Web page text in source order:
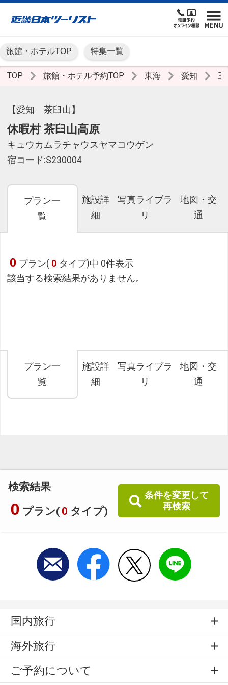
旅館・ホテルTOP 特集一覧
TOP 旅館・ホテル予約TOP 東海 愛知 三
【愛知 茶臼山】
休暇村 茶臼山高原
キュウカムラチャウスヤマコウゲン
宿コード:S230004
プラン一
覧
施設詳
細
写真ライブラ
リ
地図・交
通
検索結果
0 プラン( 0 タイプ)
条件を変更して
再検索
0 プラン( 0 タイプ)中 0件表示
該当する検索結果がありません。
プラン一
覧
施設詳
細
写真ライブラ
リ
地図・交
通
国内旅行
海外旅行
ご予約について